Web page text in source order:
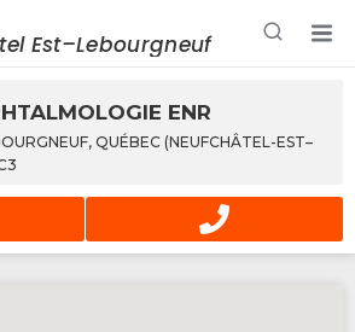
- Entreprise / Rabais /
Est–Lebourgneuf
ENR
QUÉBEC (NEUFCHÂTEL-EST–